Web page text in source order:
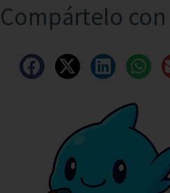
Compártelo